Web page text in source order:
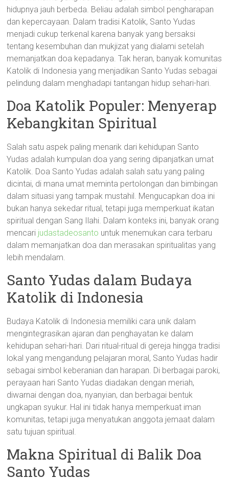
hidupnya jauh berbeda. Beliau adalah simbol pengharapan
dan kepercayaan. Dalam tradisi Katolik, Santo Yudas
menjadi cukup terkenal karena banyak yang bersaksi
tentang kesembuhan dan mukjizat yang dialami setelah
memanjatkan doa kepadanya. Tak heran, banyak komunitas
Katolik di Indonesia yang menjadikan Santo Yudas sebagai
pelindung dalam menghadapi tantangan hidup sehari-hari.
Doa Katolik Populer: Menyerap
Kebangkitan Spiritual
Salah satu aspek paling menarik dari kehidupan Santo
Yudas adalah kumpulan doa yang sering dipanjatkan umat
Katolik. Doa Santo Yudas adalah salah satu yang paling
dicintai, di mana umat meminta pertolongan dan bimbingan
dalam situasi yang tampak mustahil. Mengucapkan doa ini
bukan hanya sekedar ritual, tetapi juga memperkuat ikatan
spiritual dengan Sang Ilahi. Dalam konteks ini, banyak orang
mencari judastadeosanto untuk menemukan cara terbaru
dalam memanjatkan doa dan merasakan spiritualitas yang
lebih mendalam.
Santo Yudas dalam Budaya
Katolik di Indonesia
Budaya Katolik di Indonesia memiliki cara unik dalam
mengintegrasikan ajaran dan penghayatan ke dalam
kehidupan sehari-hari. Dari ritual-ritual di gereja hingga tradisi
lokal yang mengandung pelajaran moral, Santo Yudas hadir
sebagai simbol keberanian dan harapan. Di berbagai paroki,
perayaan hari Santo Yudas diadakan dengan meriah,
diwarnai dengan doa, nyanyian, dan berbagai bentuk
ungkapan syukur. Hal ini tidak hanya memperkuat iman
komunitas, tetapi juga menyatukan anggota jemaat dalam
satu tujuan spiritual.
Makna Spiritual di Balik Doa
Santo Yudas